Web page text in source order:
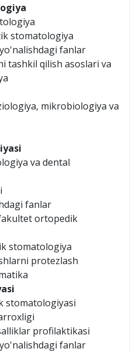
stomatologiya
fanlar
tashkil qilish asoslari va
mikrobiologiya va
va dental
fanlar
ortopedik
stomatologiya
protezlash
stomatologiyasi
profilaktikasi
fanlar